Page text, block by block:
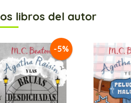
libros del autor
-5%